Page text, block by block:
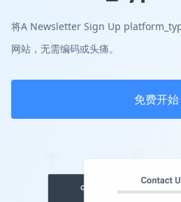
将A Newsletter Sign Up
网站，无需编码或头痛。
免费开始